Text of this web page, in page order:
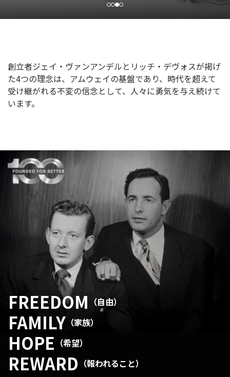
創立者ジェイ・ヴァンアンデルとリッチ・デヴォスが掲げ
た4つの理念は、アムウェイの基盤であり、時代を超えて
受け継がれる不変の信念として、 人々に勇気を与え続けて
います。
FREEDOM （自由）
FAMILY （家族）
HOPE （希望）
REWARD （報われること）